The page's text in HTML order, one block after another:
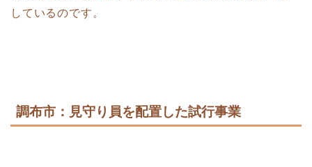
しているのです。
調布市：見守り員を配置した試行事業